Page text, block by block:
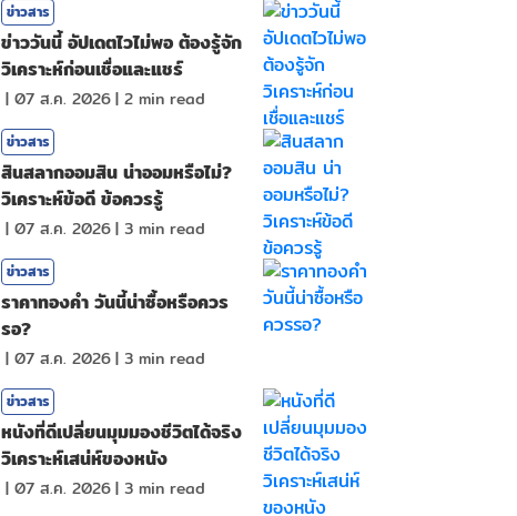
ข่าวสาร
ข่าววันนี้ อัปเดตไวไม่พอ ต้องรู้จัก
วิเคราะห์ก่อนเชื่อและแชร์
| 07 ส.ค. 2026| 2 min read
ข่าวสาร
สินสลากออมสิน น่าออมหรือไม่?
วิเคราะห์ข้อดี ข้อควรรู้
| 07 ส.ค. 2026| 3 min read
ข่าวสาร
ราคาทองคํา วันนี้น่าซื้อหรือควร
รอ?
| 07 ส.ค. 2026| 3 min read
ข่าวสาร
หนังที่ดีเปลี่ยนมุมมองชีวิตได้จริง
วิเคราะห์เสน่ห์ของหนัง
| 07 ส.ค. 2026| 3 min read